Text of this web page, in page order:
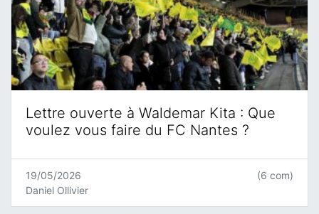
Lettre ouverte à Waldemar Kita : Que
voulez vous faire du FC Nantes ?
19/05/2026
Daniel Ollivier
(6 com)